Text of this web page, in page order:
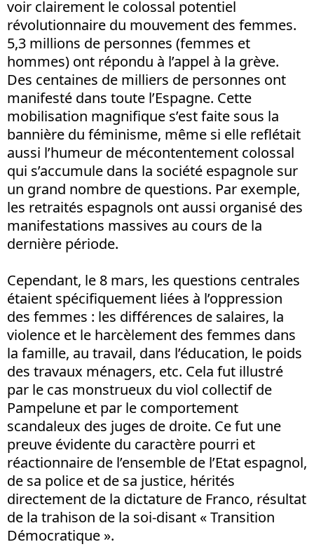
voir clairement le colossal potentiel
révolutionnaire du mouvement des femmes.
5,3 millions de personnes (femmes et
hommes) ont répondu à l’appel à la grève.
Des centaines de milliers de personnes ont
manifesté dans toute l’Espagne. Cette
mobilisation magnifique s’est faite sous la
bannière du féminisme, même si elle reflétait
aussi l’humeur de mécontentement colossal
qui s’accumule dans la société espagnole sur
un grand nombre de questions. Par exemple,
les retraités espagnols ont aussi organisé des
manifestations massives au cours de la
dernière période.
Cependant, le 8 mars, les questions centrales
étaient spécifiquement liées à l’oppression
des femmes : les différences de salaires, la
violence et le harcèlement des femmes dans
la famille, au travail, dans l’éducation, le poids
des travaux ménagers, etc. Cela fut illustré
par le cas monstrueux du viol collectif de
Pampelune et par le comportement
scandaleux des juges de droite. Ce fut une
preuve évidente du caractère pourri et
réactionnaire de l’ensemble de l’Etat espagnol,
de sa police et de sa justice, hérités
directement de la dictature de Franco, résultat
de la trahison de la soi-disant « Transition
Démocratique ».